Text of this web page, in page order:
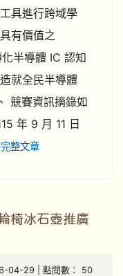
具進行跨域學
有價值之
半導體 IC 認知
就全民半導體
競賽資訊摘錄如
年 9 月 11 日
整文章
椅冰石壺推廣
04-29 | 點閱數： 50